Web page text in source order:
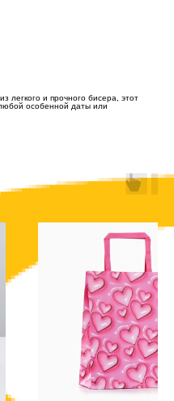
легкого и прочного бисера, этот
особенной даты или